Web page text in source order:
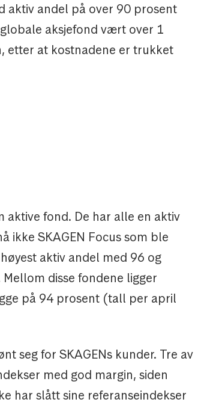
aktiv andel på over 90 prosent
aksjefond vært over 1
etter at kostnadene er trukket
aktive fond. De har alle en aktiv
ikke SKAGEN Focus som ble
aktiv andel med 96 og
disse fondene ligger
på 94 prosent (tall per april
seg for SKAGENs kunder. Tre av
med god margin, siden
har slått sine referanseindekser